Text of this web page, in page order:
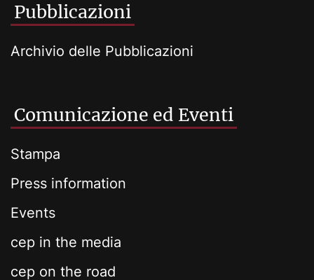
Pubblicazioni
Archivio delle Pubblicazioni
Comunicazione ed Eventi
Stampa
Press information
Events
cep in the media
cep on the road